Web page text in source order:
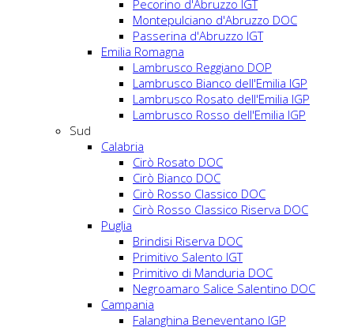
Pecorino d'Abruzzo IGT
Montepulciano d'Abruzzo DOC
Passerina d'Abruzzo IGT
Emilia Romagna
Lambrusco Reggiano DOP
Lambrusco Bianco dell'Emilia IGP
Lambrusco Rosato dell'Emilia IGP
Lambrusco Rosso dell'Emilia IGP
Sud
Calabria
Cirò Rosato DOC
Cirò Bianco DOC
Cirò Rosso Classico DOC
Cirò Rosso Classico Riserva DOC
Puglia
Brindisi Riserva DOC
Primitivo Salento IGT
Primitivo di Manduria DOC
Negroamaro Salice Salentino DOC
Campania
Falanghina Beneventano IGP